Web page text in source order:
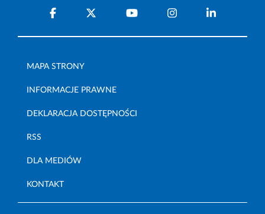
MAPA STRONY
INFORMACJE PRAWNE
DEKLARACJA DOSTĘPNOŚCI
RSS
DLA MEDIÓW
KONTAKT